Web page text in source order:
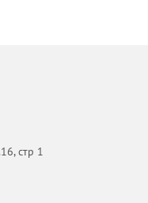
стр 1